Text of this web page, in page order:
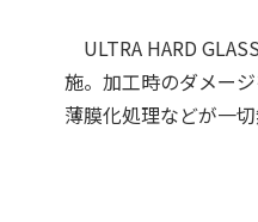
ULTRA HARD
施。加工時のダメー
薄膜化処理などが一